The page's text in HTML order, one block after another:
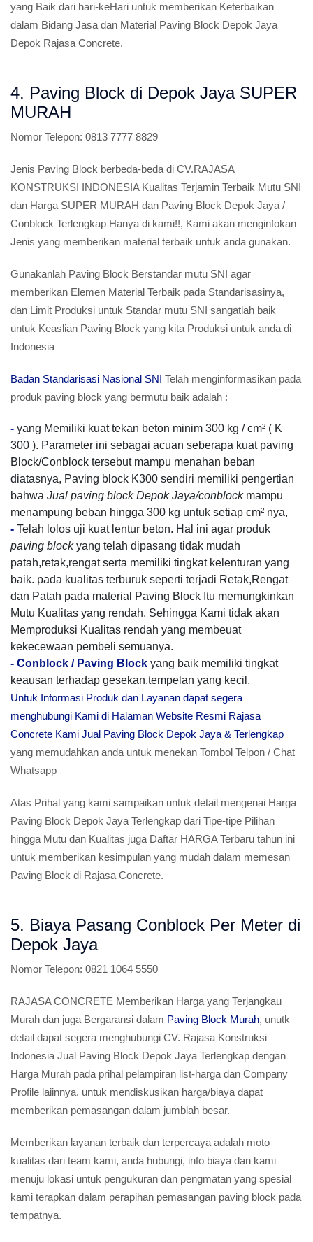
yang Baik dari hari-keHari untuk memberikan Keterbaikan
dalam Bidang Jasa dan Material Paving Block Depok Jaya
Depok Rajasa Concrete.
4. Paving Block di Depok Jaya SUPER
MURAH
Nomor Telepon: 0813 7777 8829
Jenis Paving Block berbeda-beda di CV.RAJASA
KONSTRUKSI INDONESIA Kualitas Terjamin Terbaik Mutu SNI
dan Harga SUPER MURAH dan Paving Block Depok Jaya /
Conblock Terlengkap Hanya di kami!!, Kami akan menginfokan
Jenis yang memberikan material terbaik untuk anda gunakan.
Gunakanlah Paving Block Berstandar mutu SNI agar
memberikan Elemen Material Terbaik pada Standarisasinya,
dan Limit Produksi untuk Standar mutu SNI sangatlah baik
untuk Keaslian Paving Block yang kita Produksi untuk anda di
Indonesia
Badan Standarisasi Nasional SNI Telah menginformasikan pada
produk paving block yang bermutu baik adalah :
- yang Memiliki kuat tekan beton minim 300 kg / cm² ( K
300 ). Parameter ini sebagai acuan seberapa kuat paving
Block/Conblock tersebut mampu menahan beban
diatasnya, Paving block K300 sendiri memiliki pengertian
bahwa Jual paving block Depok Jaya/conblockmampu
menampung beban hingga 300 kg untuk setiap cm² nya,
- Telah lolos uji kuat lentur beton. Hal ini agar produk
paving blockyang telah dipasang tidak mudah
patah,retak,rengat serta memiliki tingkat kelenturan yang
baik. pada kualitas terburuk seperti terjadi Retak,Rengat
dan Patah pada material Paving Block Itu memungkinkan
Mutu Kualitas yang rendah, Sehingga Kami tidak akan
Memproduksi Kualitas rendah yang membeuat
kekecewaan pembeli semuanya.
- Conblock / Paving Block yang baik memiliki tingkat
keausan terhadap gesekan,tempelan yang kecil.
Untuk Informasi Produk dan Layanan dapat segera
menghubungi Kami di Halaman Website Resmi Rajasa
Concrete Kami Jual Paving Block Depok Jaya & Terlengkap
yang memudahkan anda untuk menekan Tombol Telpon / Chat
Whatsapp
Atas Prihal yang kami sampaikan untuk detail mengenai Harga
Paving Block Depok Jaya Terlengkap dari Tipe-tipe Pilihan
hingga Mutu dan Kualitas juga Daftar HARGA Terbaru tahun ini
untuk memberikan kesimpulan yang mudah dalam memesan
Paving Block di Rajasa Concrete.
5. Biaya Pasang Conblock Per Meter di
Depok Jaya
Nomor Telepon: 0821 1064 5550
RAJASA CONCRETE Memberikan Harga yang Terjangkau
Murah dan juga Bergaransi dalam Paving Block Murah, unutk
detail dapat segera menghubungi CV. Rajasa Konstruksi
Indonesia Jual Paving Block Depok Jaya Terlengkap dengan
Harga Murah pada prihal pelampiran list-harga dan Company
Profile laiinnya, untuk mendiskusikan harga/biaya dapat
memberikan pemasangan dalam jumblah besar.
Memberikan layanan terbaik dan terpercaya adalah moto
kualitas dari team kami, anda hubungi, info biaya dan kami
menuju lokasi untuk pengukuran dan pengmatan yang spesial
kami terapkan dalam perapihan pemasangan paving block pada
tempatnya.